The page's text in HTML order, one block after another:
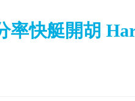
率快艇開胡